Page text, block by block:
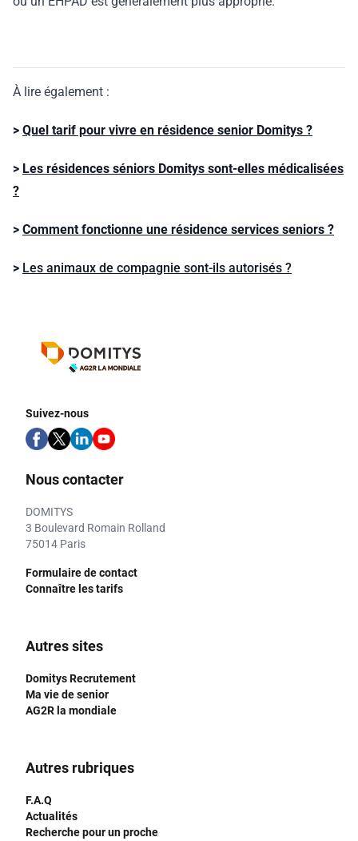
À lire également :
> Quel tarif pour vivre en résidence senior Domitys ?
> Les résidences séniors Domitys sont-elles médicalisées
?
> Comment fonctionne une résidence services seniors ?
> Les animaux de compagnie sont-ils autorisés ?
Suivez-nous
Nous contacter
DOMITYS
3 Boulevard Romain Rolland
75014 Paris
Formulaire de contact
Connaître les tarifs
Autres sites
Domitys Recrutement
Ma vie de senior
AG2R la mondiale
Autres rubriques
F.A.Q
Actualités
Recherche pour un proche